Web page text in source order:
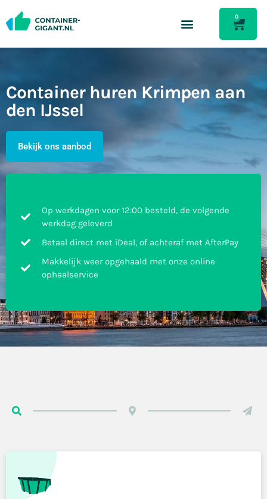
0
Container huren Krimpen aan
den IJssel
Bekijk ons aanbod
Op werkdagen voor 12:00 besteld, de volgende
werkdag geleverd
Betaal direct met iDeal, of achteraf met AfterPay
Makkelijk weer opgehaald met onze online
ophaalservice